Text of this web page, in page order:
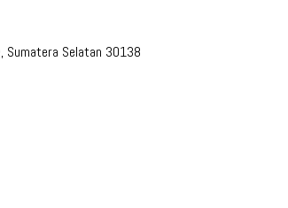
Sumatera Selatan 30138